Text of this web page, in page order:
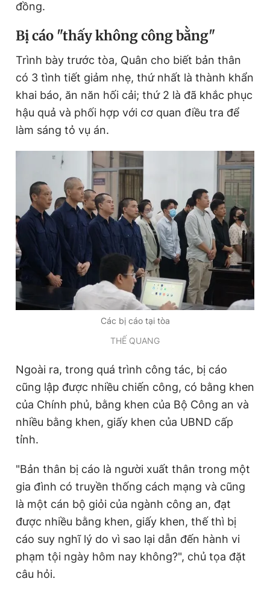
đồng.
Bị cáo "thấy không công bằng"
Trình bày trước tòa, Quân cho biết bản thân
có 3 tình tiết giảm nhẹ, thứ nhất là thành khẩn
khai báo, ăn năn hối cải; thứ 2 là đã khắc phục
hậu quả và phối hợp với cơ quan điều tra để
làm sáng tỏ vụ án.
Các bị cáo tại tòa
THẾ QUANG
Ngoài ra, trong quá trình công tác, bị cáo
cũng lập được nhiều chiến công, có bằng khen
của Chính phủ, bằng khen của Bộ Công an và
nhiều bằng khen, giấy khen của UBND cấp
tỉnh.
"Bản thân bị cáo là người xuất thân trong một
gia đình có truyền thống cách mạng và cũng
là một cán bộ giỏi của ngành công an, đạt
được nhiều bằng khen, giấy khen, thế thì bị
cáo suy nghĩ lý do vì sao lại dẫn đến hành vi
phạm tội ngày hôm nay không?", chủ tọa đặt
câu hỏi.